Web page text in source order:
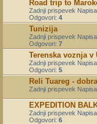
Road trip to
Zadnji prispevek
Odgovori: 4
Tunizija
Zadnji prispevek
Odgovori: 7
Terenska voznja v
Zadnji prispevek
Odgovori: 5
Reli Tuareg -
Zadnji prispevek
EXPEDITION
Zadnji prispevek
Odgovori: 6